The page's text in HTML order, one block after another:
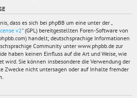
dass es sich bei phpBB um eine unter der „
v2“ (GPL) bereitgestellten Foren-Software von
handelt; deutschsprachige Informationen
Community unter www.phpbb.de zur
haben keinen Einfluss auf die Art und Weise, wie
wird. Sie können insbesondere die Verwendung der
Zwecke nicht untersagen oder auf Inhalte fremder